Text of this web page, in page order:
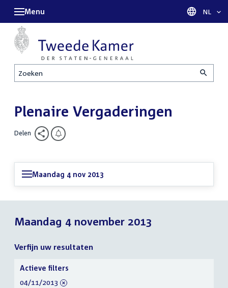
Zoeken
Menu Taal
NL
Plenaire Vergaderingen
Delen
Maandag 4 nov 2013
Maandag 4 november 2013
Verfijn uw resultaten
Verfijn
uw
resultaten
Actieve filters
verwijder
04/11/2013